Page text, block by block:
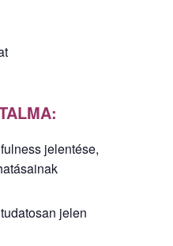
jelentése,
jelen